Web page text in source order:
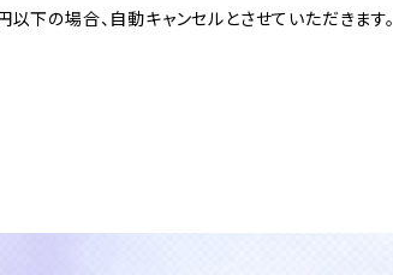
の場合、自動キャンセルとさせていただきます。